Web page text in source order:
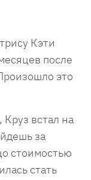
Кэти
после
это
встал на
за
стоимостью
стать